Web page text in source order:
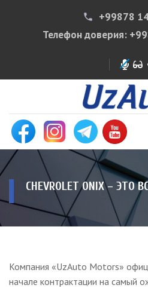
phone
+99878
Телефон доверия:
CHEVROLET ONIX – ЭТО
Компания «UzAuto Motors»
начале контрактации на самый